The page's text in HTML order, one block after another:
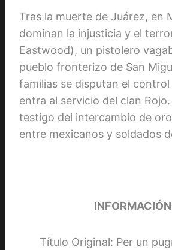
Tras la muerte de Juárez, en
dominan la injusticia y el
Eastwood), un pistolero
pueblo fronterizo de San
familias se disputan el
entra al servicio del clan
testigo del intercambio de
entre mexicanos y soldados
Título Original: Per un